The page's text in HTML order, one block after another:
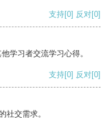
支持[0] 反对[0]
学习者交流学习心得。
支持[0] 反对[0]
社交需求。